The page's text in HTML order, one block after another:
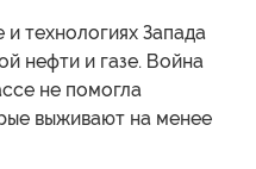
технологиях Запада
нефти и газе. Война
не помогла
выживают на менее